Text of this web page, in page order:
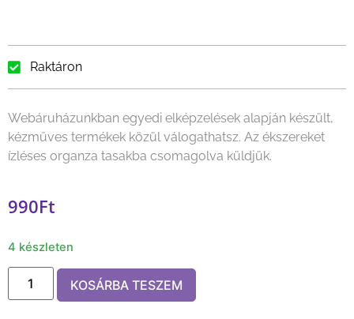
Raktáron
Webáruházunkban egyedi elképzelések alapján készült,
kézműves termékek közül válogathatsz. Az ékszereket
ízléses organza tasakba csomagolva küldjük.
990Ft
4 készleten
KOSÁRBA TESZEM